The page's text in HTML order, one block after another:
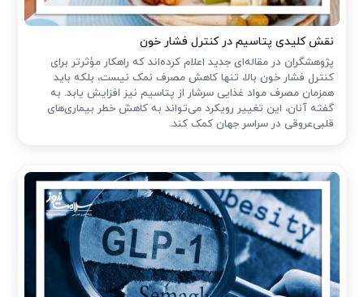
نقش کلیدی پتاسیم در کنترل فشار خون
پژوهشگران در مقاله‌ای جدید اعلام کرده‌اند که راهکار مؤثرتر برای
کنترل فشار خون بالا، تنها کاهش مصرف نمک نیست، بلکه باید
همزمان مصرف مواد غذایی سرشار از پتاسیم نیز افزایش یابد. به
گفته آنان، این تغییر رویکرد می‌تواند به کاهش خطر بیماری‌های
قلبی‌عروقی در سراسر جهان کمک کند.